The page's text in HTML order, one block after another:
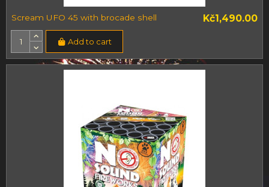
Scream UFO 45 with brocade shell Kč1,490.00
Add to cart